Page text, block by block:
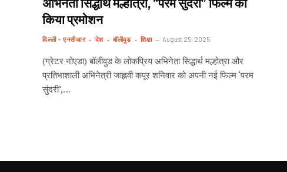
अभिनेता सिद्धार्थ मल्होत्रा, “परम सुंदरी” फिल्म का
किया प्रमोशन
दिल्ली - एनसीआर देश बॉलीवुड शिक्षा August 25, 2025
(ग्रेटर नोएडा) बॉलीवुड के लोकप्रिय अभिनेता सिद्धार्थ मल्होत्रा और
प्रतिभाशाली अभिनेत्री जाह्नवी कपूर शनिवार को अपनी नई फिल्म ‘परम
सुंदरी’,…